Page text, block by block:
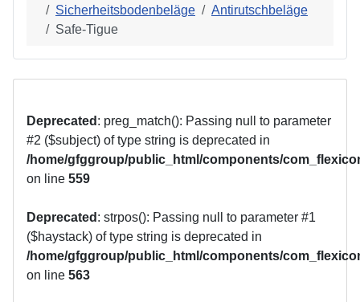
Sicherheitsbodenbeläge
Antirutschbeläge
Safe-Tigue
Deprecated : preg_match(): Passing null to parameter
#2 ($subject) of type string is deprecated in
/home/gfggroup/public_html/components/
on line 559
Deprecated : strpos(): Passing null to parameter #1
($haystack) of type string is deprecated in
/home/gfggroup/public_html/components/
on line 563